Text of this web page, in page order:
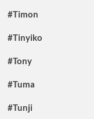
#Timon
#Tinyiko
#Tony
#Tuma
#Tunji